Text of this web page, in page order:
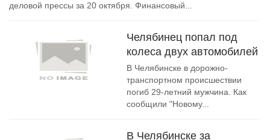
деловой прессы за 20 октября. Финансовый...
Челябинец попал под
колеса двух автомобилей
В Челябинске в дорожно-
транспортном происшествии
погиб 29-летний мужчина. Как
сообщили "Новому...
В Челябинске за